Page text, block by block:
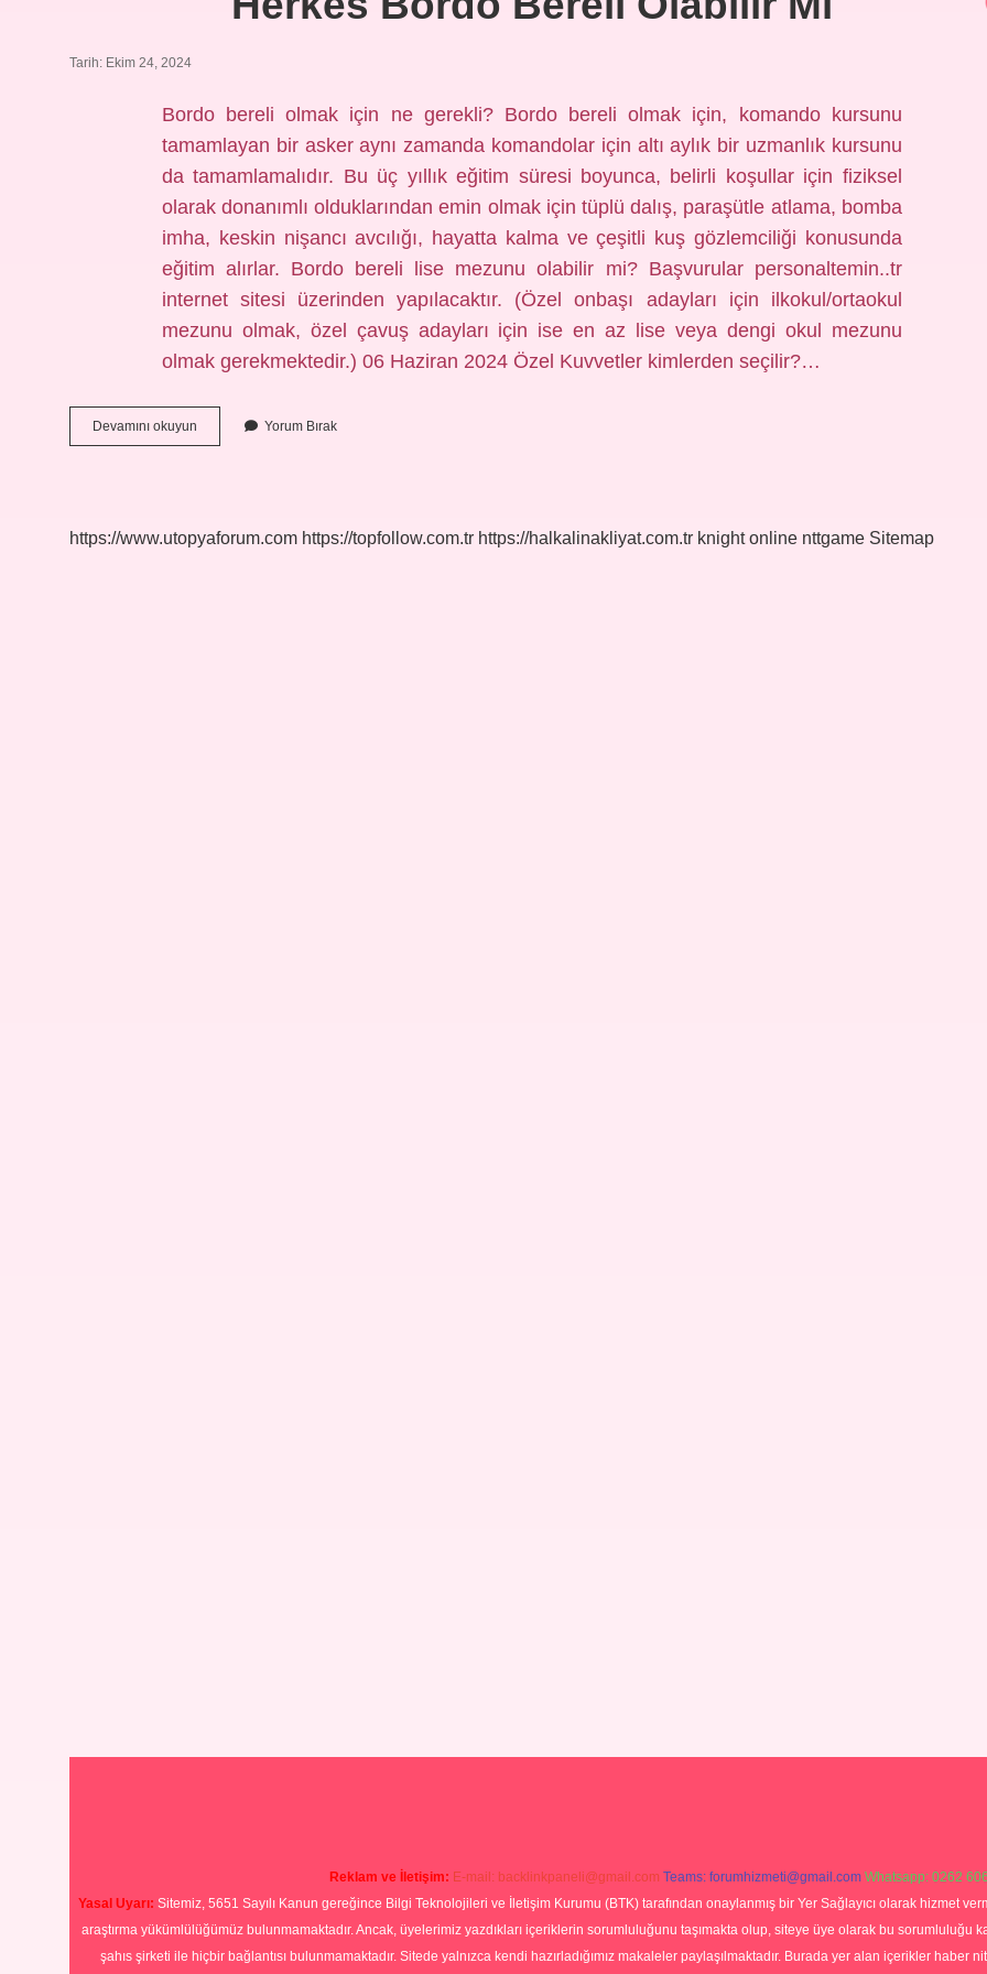
Tarih: Ekim 24, 2024
Bordo bereli olmak için ne gerekli? Bordo bereli olmak için, komando kursunu
tamamlayan bir asker aynı zamanda komandolar için altı aylık bir uzmanlık kursunu
da tamamlamalıdır. Bu üç yıllık eğitim süresi boyunca, belirli koşullar için fiziksel
olarak donanımlı olduklarından emin olmak için tüplü dalış, paraşütle atlama, bomba
imha, keskin nişancı avcılığı, hayatta kalma ve çeşitli kuş gözlemciliği konusunda
eğitim alırlar. Bordo bereli lise mezunu olabilir mi? Başvurular personaltemin..tr
internet sitesi üzerinden yapılacaktır. (Özel onbaşı adayları için ilkokul/ortaokul
mezunu olmak, özel çavuş adayları için ise en az lise veya dengi okul mezunu
olmak gerekmektedir.) 06 Haziran 2024 Özel Kuvvetler kimlerden seçilir?…
Devamını okuyun
Bordo
Yorum Bırak
https://www.utopyaforum.com https://topfollow.com.tr https://halkalinakliyat.com.tr knight online nttgame Sitemap
Reklam ve İletişim: E-mail: backlinkpaneli@gmail.com Teams: forumhizmeti@gmail.com Whatsapp: 0262
Yasal Uyarı: Sitemiz, 5651 Sayılı Kanun gereğince Bilgi Teknolojileri ve İletişim Kurumu (BTK) tarafından onaylanmış bir Yer Sağlayıcı olarak hizmet
araştırma yükümlülüğümüz bulunmamaktadır. Ancak, üyelerimiz yazdıkları içeriklerin sorumluluğunu taşımakta olup, siteye üye olarak bu sorumluluğu
şahıs şirketi ile hiçbir bağlantısı bulunmamaktadır. Sitede yalnızca kendi hazırladığımız makaleler paylaşılmaktadır. Burada yer alan içerikler haber